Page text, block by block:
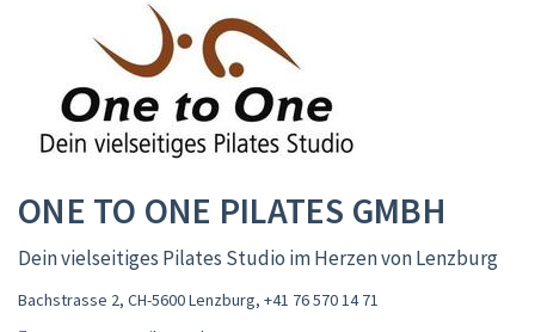
ONE TO ONE PILATES GMBH
Dein vielseitiges Pilates Studio im Herzen von Lenzburg
Bachstrasse 2, CH-5600 Lenzburg, +41 76 570 14 71